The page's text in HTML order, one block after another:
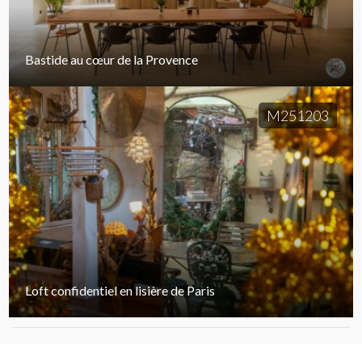
Bastide au cœur de la Provence
M251203
Loft confidentiel en lisière de Paris